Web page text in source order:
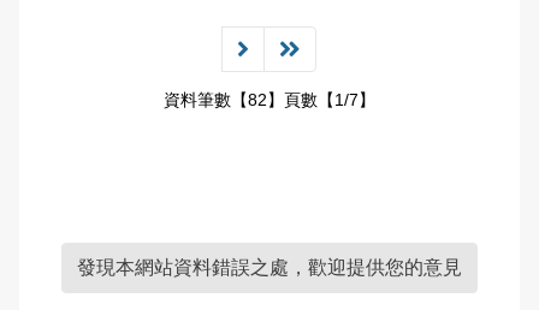
資料筆數【82】頁數【1/7】
發現本網站資料錯誤之處，歡迎提供您的意見